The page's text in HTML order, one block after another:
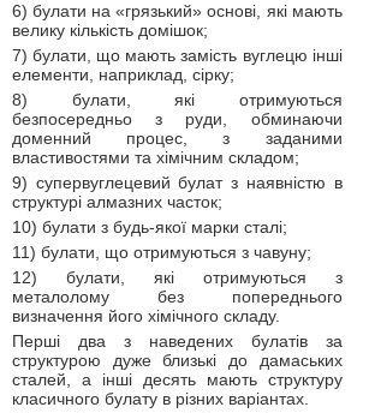
6) булати на «грязький» основі, які мають
велику кількість домішок;
7) булати, що мають замість вуглецю інші
елементи, наприклад, сірку;
8) булати, які отримуються
безпосередньо з руди, обминаючи
доменний процес, з заданими
властивостями та хімічним складом;
9) супервуглецевий булат з наявністю в
структурі алмазних часток;
10) булати з будь-якої марки сталі;
11) булати, що отримуються з чавуну;
12) булати, які отримуються з
металолому без попереднього
визначення його хімічного складу.
Перші два з наведених булатів за
структурою дуже близькі до дамаських
сталей, а інші десять мають структуру
класичного булату в різних варіантах.